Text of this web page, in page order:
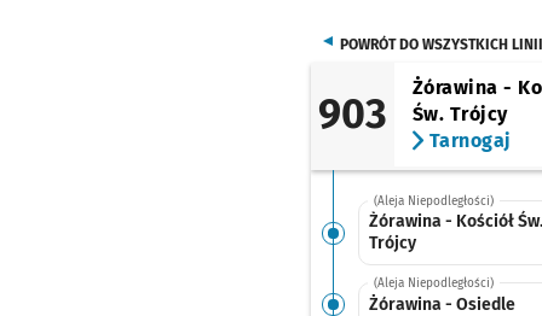
POWRÓT DO WSZYSTKICH LINII
903
Żórawina -
Św. Trójcy
Tarnogaj
(Aleja Niepodległości)
Żórawina - Kościół Św.
Trójcy
(Aleja Niepodległości)
Żórawina - Osiedle